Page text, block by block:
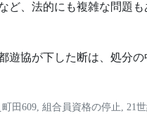
ど、法的にも複雑な問題
遊協が下した断は、処分
田609, 組合員資格の停止 , 21